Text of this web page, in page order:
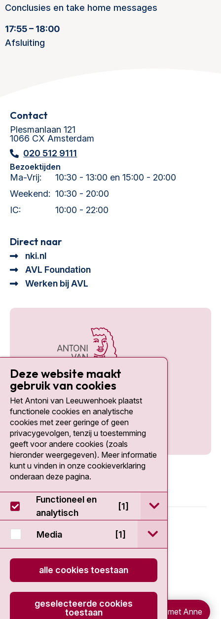
Conclusies en take home messages
17:55 – 18:00
Afsluiting
Contact
Plesmanlaan 121
1066 CX Amsterdam
020 512 9111
Bezoektijden
Ma-Vrij:
10:30 - 13:00 en 15:00 - 20:00
Weekend: 10:30 - 20:00
IC:
10:00 - 22:00
Direct naar
nki.nl
AVL Foundation
Werken bij AVL
Social media
© 2026 - Antoni van Leeuwenhoek
Privacy statement
Cookieverklaring
Deze website maakt
gebruik van cookies
Het Antoni van Leeuwenhoek plaatst
functionele cookies en analytische
cookies met zeer geringe of geen
privacygevolgen, tenzij u toestemming
geeft voor andere cookies (zoals
hieronder weergegeven). Meer informatie
kunt u vinden in onze cookieverklaring
onderaan deze pagina.
Functioneel en
analytisch
[1] open / sluit
Media [1] open / sluit
alle cookies toestaan
geselecteerde cookies
toestaan
Chat met Anne